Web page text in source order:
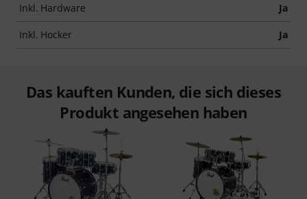
Inkl. Hardware Ja
Inkl. Hocker Ja
Das kauften Kunden, die sich dieses
Produkt angesehen haben